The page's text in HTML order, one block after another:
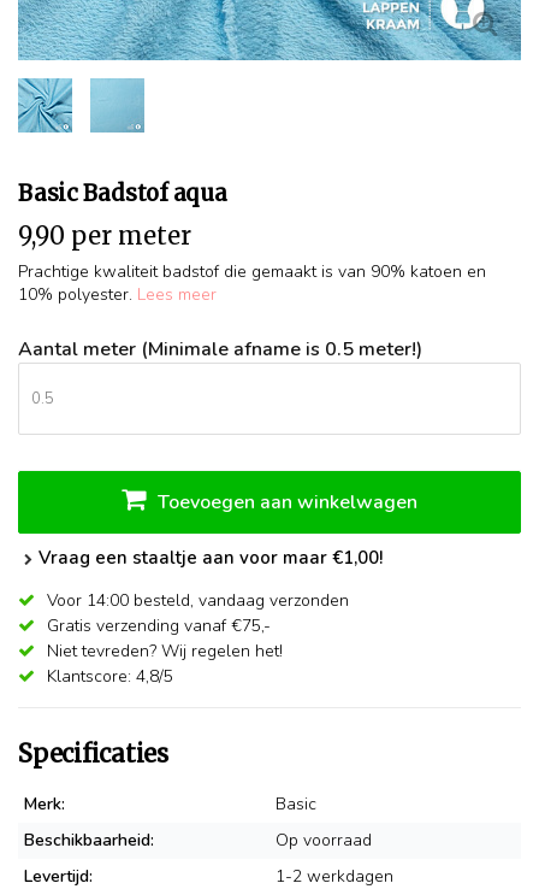
Basic Badstof aqua
9,90 per meter
Prachtige kwaliteit badstof die gemaakt is van 90% katoen en
10% polyester. Lees meer
Aantal meter (Minimale afname is 0.5 meter!)
Toevoegen aan winkelwagen
Vraag een staaltje aan voor maar €1,00!
Voor 14:00 besteld, vandaag verzonden
Gratis verzending vanaf €75,-
Niet tevreden? Wij regelen het!
Klantscore: 4,8/5
Specificaties
Merk:
Basic
Beschikbaarheid:
Op voorraad
Levertijd:
1-2 werkdagen